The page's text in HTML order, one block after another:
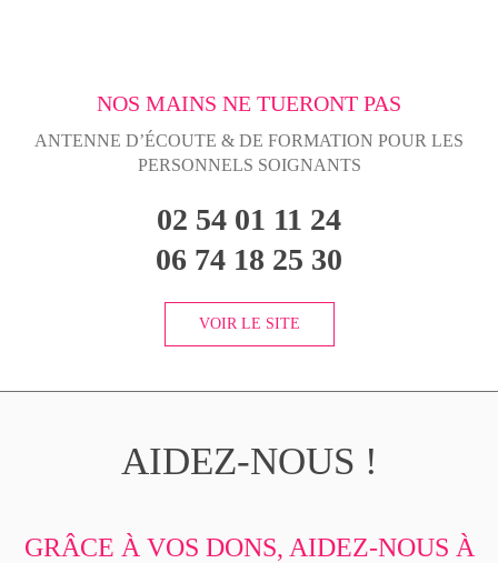
NOS MAINS NE TUERONT PAS
ANTENNE D’ÉCOUTE & DE FORMATION POUR LES
PERSONNELS SOIGNANTS
02 54 01 11 24
06 74 18 25 30
VOIR LE SITE
AIDEZ-NOUS !
GRÂCE À VOS DONS, AIDEZ-NOUS À